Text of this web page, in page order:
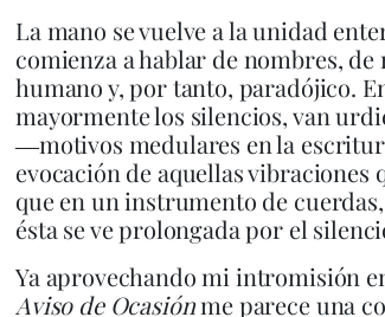
La mano se vuelve a la unidad
comienza a hablar de nombres,
humano y, por tanto, paradójico.
mayormente los silencios, van
―motivos medulares en la
evocación de aquellas vibraciones
que en un instrumento de
ésta se ve prolongada por el
Ya aprovechando mi intromisión
Aviso de Ocasiónme parece una